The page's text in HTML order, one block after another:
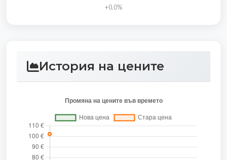
+0.0%
История на цените